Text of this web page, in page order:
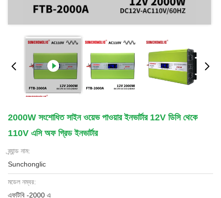
2000W সংশোধিত সাইন ওয়েভ পাওয়ার ইনভার্টার 12V ডিসি থেকে
110V এসি অফ গ্রিড ইনভার্টার
ব্র্যান্ড নাম:
Sunchonglic
মডেল নম্বর:
এফটিবি -2000 এ